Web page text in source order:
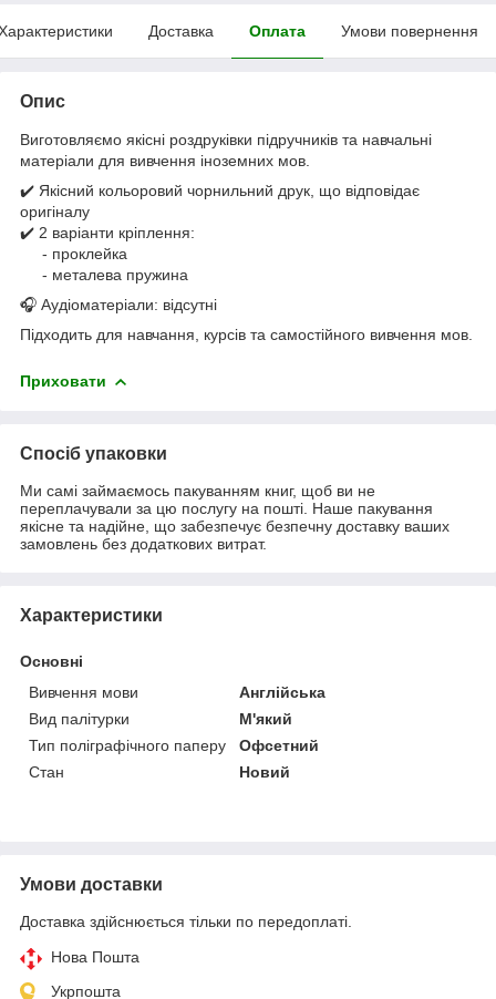
Доставка Оплата Умови повернення
Опис
Виготовляємо якісні роздруківки підручників та навчальні
матеріали для вивчення іноземних мов.
✔️ Якісний кольоровий чорнильний друк, що відповідає
оригіналу
✔️ 2 варіанти кріплення:
- проклейка
- металева пружина
🎧 Аудіоматеріали: відсутні
Підходить для навчання, курсів та самостійного вивчення мов.
Приховати
Спосіб упаковки
Ми самі займаємось пакуванням книг, щоб ви не
переплачували за цю послугу на пошті. Наше пакування
якісне та надійне, що забезпечує безпечну доставку ваших
замовлень без додаткових витрат.
Характеристики
Основні
Вивчення мови
Англійська
Вид палітурки
М'який
Тип поліграфічного паперу
Офсетний
Стан
Новий
Умови доставки
Доставка здійснюється тільки по передоплаті.
Нова Пошта
Укрпошта